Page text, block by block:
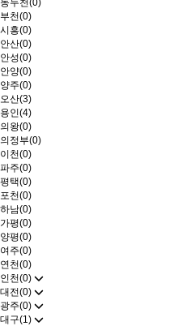
동두천(0)
부천(0)
시흥(0)
안산(0)
안성(0)
안양(0)
양주(0)
오산(3)
용인(4)
의왕(0)
의정부(0)
이천(0)
파주(0)
평택(0)
포천(0)
하남(0)
가평(0)
양평(0)
여주(0)
연천(0)
인천(0)
대전(0)
광주(0)
대구(1)